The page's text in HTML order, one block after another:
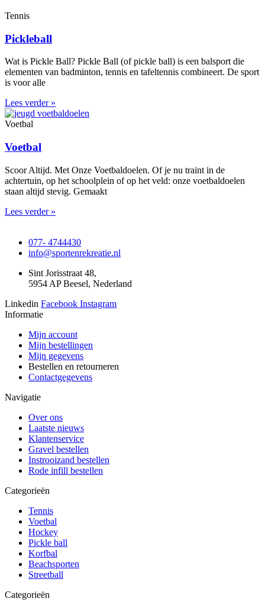
Tennis
Pickleball
Wat is Pickle Ball? Pickle Ball (of pickle ball) is een balsport die
elementen van badminton, tennis en tafeltennis combineert. De sport
is voor alle
Lees verder »
Voetbal
Voetbal
Scoor Altijd. Met Onze Voetbaldoelen. Of je nu traint in de
achtertuin, op het schoolplein of op het veld: onze voetbaldoelen
staan altijd stevig. Gemaakt
Lees verder »
077- 4744430
info@sportenrekreatie.nl
Sint Jorisstraat 48,
5954 AP Beesel, Nederland
Linkedin Facebook Instagram
Informatie
Mijn account
Mijn bestellingen
Mijn gegevens
Bestellen en retourneren
Contactgegevens
Navigatie
Over ons
Laatste nieuws
Klantenservice
Gravel bestellen
Instrooizand bestellen
Rode infill bestellen
Categorieën
Tennis
Voetbal
Hockey
Pickle ball
Korfbal
Beachsporten
Streetball
Categorieën